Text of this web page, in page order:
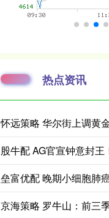
热点资讯
京海策略 罗牛山：前三